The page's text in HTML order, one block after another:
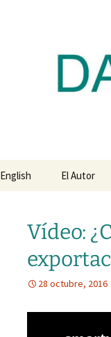
English El Autor
Vídeo:
28 octubre, 2016